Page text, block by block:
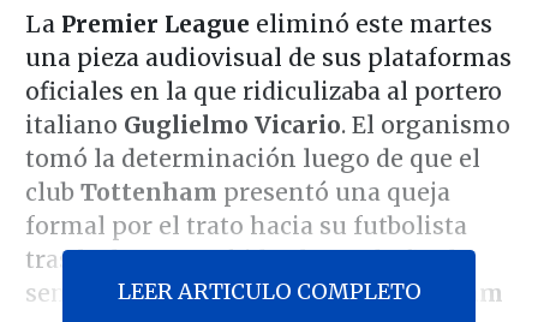
La Premier League eliminó este martes
una pieza audiovisual de sus plataformas
oficiales en la que ridiculizaba al portero
italiano Guglielmo Vicario. El organismo
tomó la determinación luego de que el
club Tottenham presentó una queja
formal por el trato hacia su futbolista
tras la derrota sufrida el pasado fin de
semana ante el equipo británicoFulham
LEER ARTICULO COMPLETO